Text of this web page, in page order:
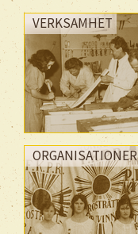
VERKSAMHET
ORGANISATIONER